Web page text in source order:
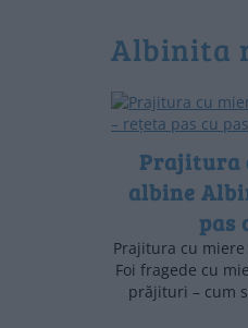
Prajitura
albine
pas
Prajitura cu miere
Foi fragede cu
prăjituri – cum